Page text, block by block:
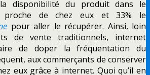
disponibilité du produit dans le
proche de chez eux et 33% le
pour aller le récupérer. Ainsi, loin
de vente traditionnels, internet
de doper la fréquentation du
aux commerçants de conserver
eux grâce à internet. Quoi qu’il en